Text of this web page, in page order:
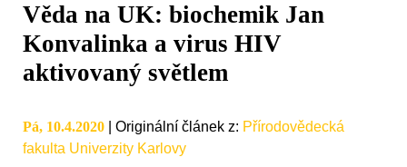
Věda na UK: biochemik Jan
Konvalinka a virus HIV
aktivovaný světlem
Pá, 10.4.2020 Originální článek z: Přírodovědecká
fakulta Univerzity Karlovy